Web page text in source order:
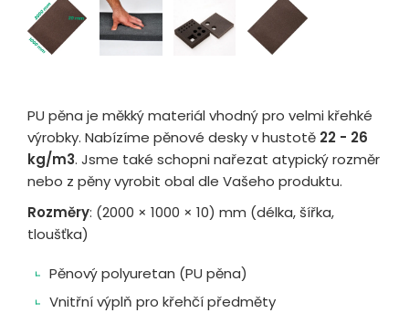
PU pěna je měkký materiál vhodný pro velmi křehké
výrobky. Nabízíme pěnové desky v hustotě 22 - 26
kg/m3. Jsme také schopni nařezat atypický rozměr
nebo z pěny vyrobit obal dle Vašeho produktu.
Rozměry: (2000 × 1000 × 10) mm (délka, šířka,
tloušťka)
Pěnový polyuretan (PU pěna)
Vnitřní výplň pro křehčí předměty